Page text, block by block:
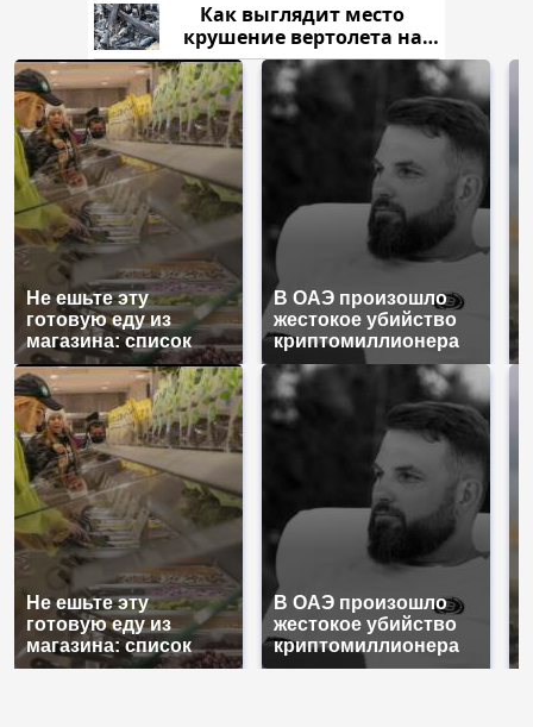
Как выглядит место
крушение вертолета на
Кавказе: смотреть
Не ешьте эту
готовую еду из
магазина: список
В ОАЭ произошло
жестокое убийство
криптомиллионера
Не ешьте эту
готовую еду из
магазина: список
В ОАЭ произошло
жестокое убийство
криптомиллионера